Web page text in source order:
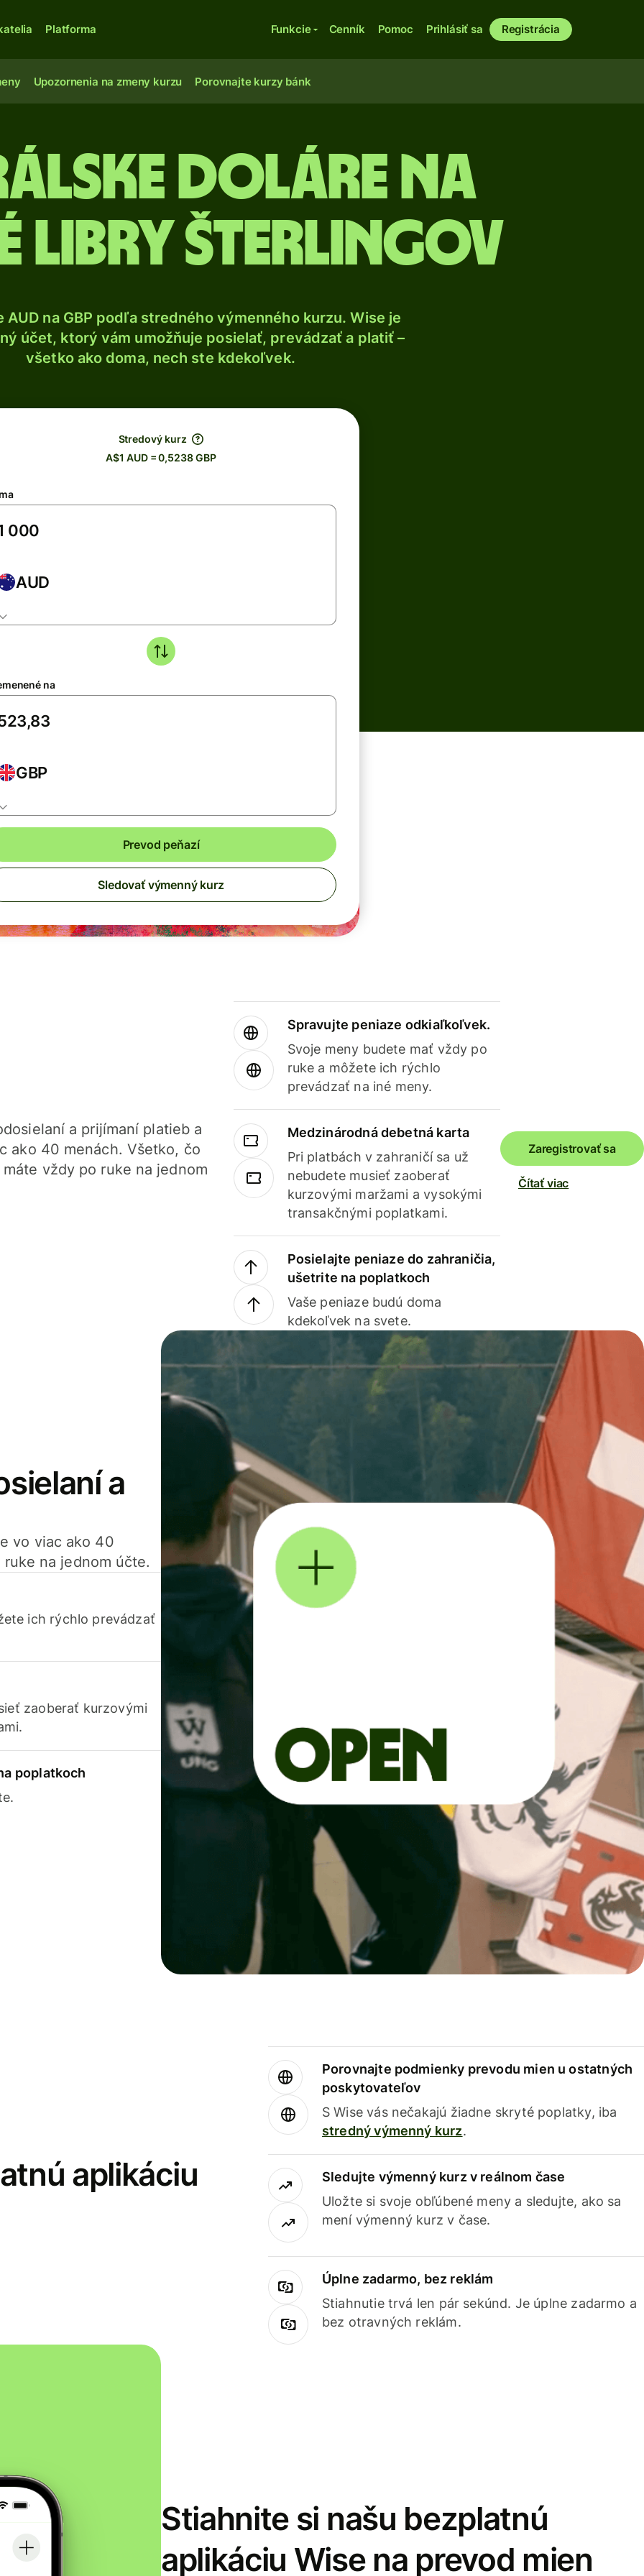
Platforma Funkcie Cenník Pomoc Prihlásiť sa Registrácia
Upozornenia na zmeny kurzu Porovnajte kurzy bánk
doláre na
libry šterlingov
AUD na GBP podľa stredného výmenného kurzu. Wise je
účet, ktorý vám umožňuje posielať, prevádzať a platiť –
všetko ako doma, nech ste kdekoľvek.
Stredový kurz
A$1 AUD = 0,5238 GBP
AUD
na
GBP
Prevod peňazí
Sledovať výmenný kurz
a prijímaní platieb a
ako 40 menách. Všetko, čo
vždy po ruke na jednom
Spravujte peniaze odkiaľkoľvek.
Svoje meny budete mať vždy po
ruke a môžete ich rýchlo
prevádzať na iné meny.
Medzinárodná debetná karta
Pri platbách v zahraničí sa už
nebudete musieť zaoberať
kurzovými maržami a vysokými
transakčnými poplatkami.
Posielajte peniaze do zahraničia,
ušetrite na poplatkoch
Vaše peniaze budú doma
kdekoľvek na svete.
Zaregistrovať sa
Čítať viac
a
vo viac ako 40
na jednom účte.
ich rýchlo prevádzať
zaoberať kurzovými
poplatkoch
aplikáciu
Porovnajte podmienky prevodu mien u ostatných
poskytovateľov
S Wise vás nečakajú žiadne skryté poplatky, iba
stredný výmenný kurz.
Sledujte výmenný kurz v reálnom čase
Uložte si svoje obľúbené meny a sledujte, ako sa
mení výmenný kurz v čase.
Úplne zadarmo, bez reklám
Stiahnutie trvá len pár sekúnd. Je úplne zadarmo a
bez otravných reklám.
Stiahnite si našu bezplatnú
aplikáciu Wise na prevod mien